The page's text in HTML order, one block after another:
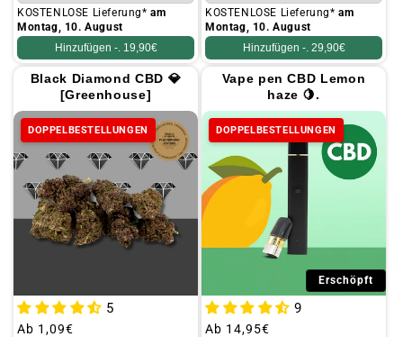
KOSTENLOSE Lieferung*am
Montag, 10. August
Hinzufügen -. 19,90€
KOSTENLOSE Lieferung*am
Montag, 10. August
Hinzufügen -. 29,90€
Black Diamond CBD 💎
[Greenhouse]
DOPPELBESTELLUNGEN
5
Üblicher
Ab 1,09€
Vape pen CBD Lemon
haze 🍋.
DOPPELBESTELLUNGEN
Erschöpft
9
Üblicher
Ab 14,95€